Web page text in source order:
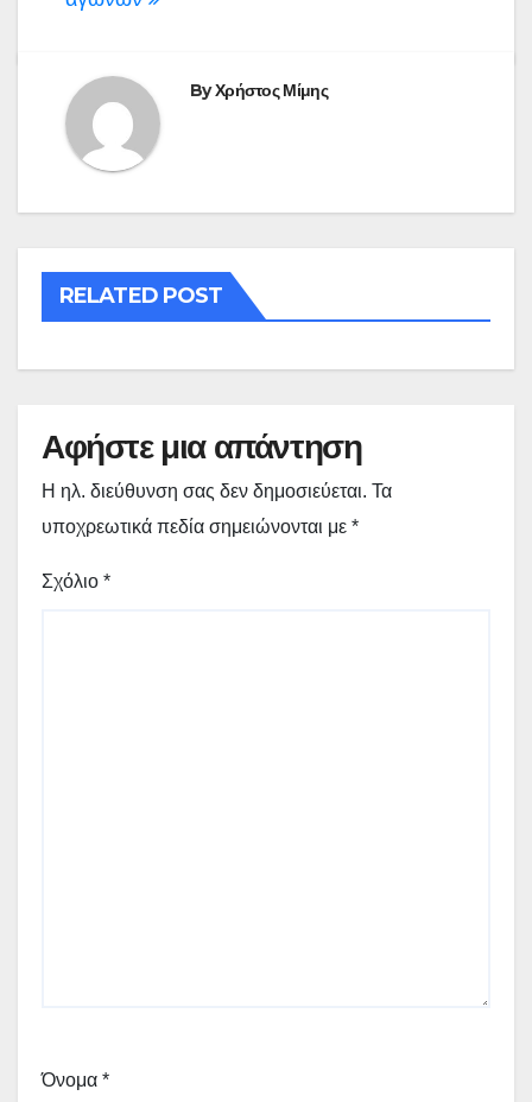
ByΧρήστος Μίμης
RELATED POST
Αφήστε μια απάντηση
Η ηλ. διεύθυνση σας δεν δημοσιεύεται. Τα
υποχρεωτικά πεδία σημειώνονται με *
Σχόλιο *
Όνομα *